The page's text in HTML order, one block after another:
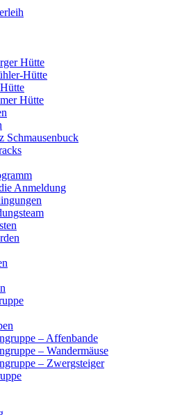
Hütte
Hütte
Hütte
Schmausenbuck
Anmeldung
– Affenbande
– Wandermäuse
– Zwergsteiger